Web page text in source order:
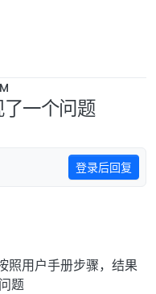
一个问题
登录后回复
照用户手册步骤，结果
题